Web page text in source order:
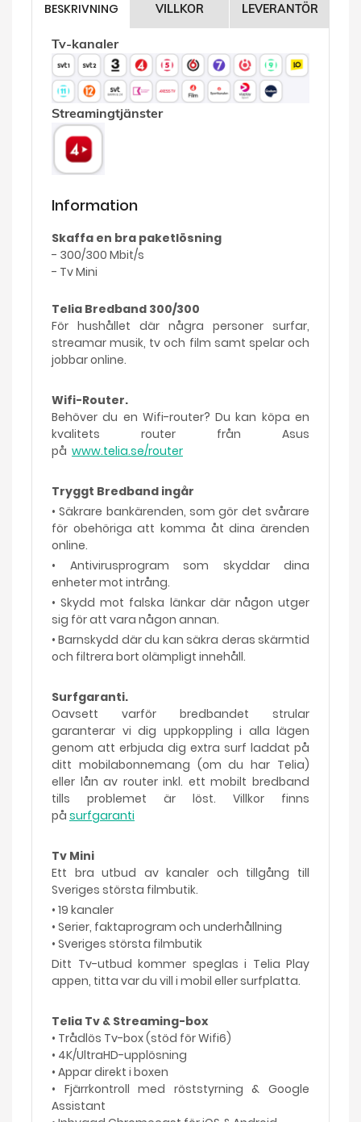
BESKRIVNING VILLKOR LEVERANTÖR
Tv-kanaler
Streamingtjänster
Information
Skaffa en bra paketlösning
- 300/300 Mbit/s
- Tv Mini
Telia Bredband 300/300
För hushållet där några personer surfar,
streamar musik, tv och film samt spelar och
jobbar online.
Wifi-Router.
Behöver du en Wifi-router? Du kan köpa en
kvalitets router från Asus
på www.telia.se/router
Tryggt Bredband ingår
• Säkrare bankärenden, som gör det svårare
för obehöriga att komma åt dina ärenden
online.
• Antivirusprogram som skyddar dina
enheter mot intrång.
• Skydd mot falska länkar där någon utger
sig för att vara någon annan.
• Barnskydd där du kan säkra deras skärmtid
och filtrera bort olämpligt innehåll.
Surfgaranti.
Oavsett varför bredbandet strular
garanterar vi dig uppkoppling i alla lägen
genom att erbjuda dig extra surf laddat på
ditt mobilabonnemang (om du har Telia)
eller lån av router inkl. ett mobilt bredband
tills problemet är löst. Villkor finns
på surfgaranti
Tv Mini
Ett bra utbud av kanaler och tillgång till
Sveriges största filmbutik.
• 19 kanaler
• Serier, faktaprogram och underhållning
• Sveriges största filmbutik
Ditt Tv-utbud kommer speglas i Telia Play
appen, titta var du vill i mobil eller surfplatta.
Telia Tv & Streaming-box
• Trådlös Tv-box (stöd för Wifi6)
• 4K/UltraHD-upplösning
• Appar direkt i boxen
• Fjärrkontroll med röststyrning & Google
Assistant